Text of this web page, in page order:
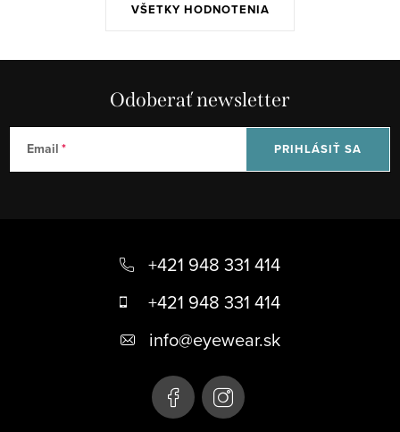
VŠETKY HODNOTENIA
Odoberať newsletter
Email PRIHLÁSIŤ SA
+421 948 331 414
+421 948 331 414
info@eyewear.sk